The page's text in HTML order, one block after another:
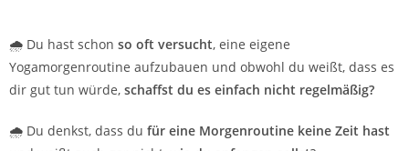
🌧 Du hast schon so oft versucht, eine eigene
Yogamorgenroutine aufzubauen und obwohl du weißt, dass es
dir gut tun würde, schaffst du es einfach nicht regelmäßig?
🌧 Du denkst, dass du für eine Morgenroutine keine Zeit hast